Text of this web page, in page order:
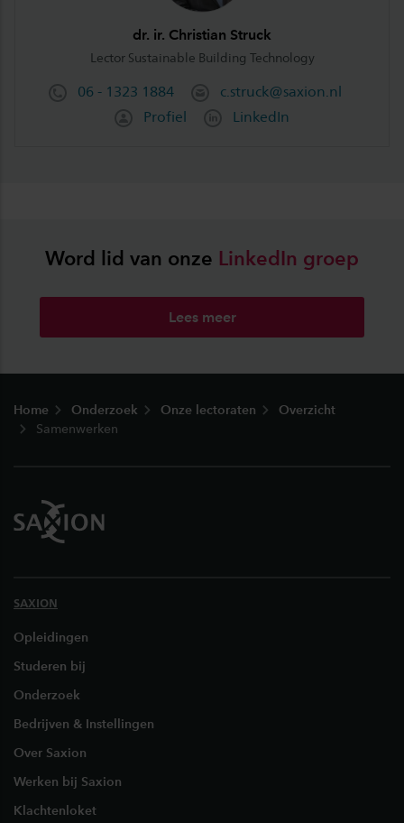
dr. ir. Christian Struck
Lector Sustainable Building Technology
06 - 1323 1884
c.struck@saxion.nl
Profiel
LinkedIn
Word lid van onze LinkedIn groep
Lees meer
Home Onderzoek Onze lectoraten
Overzicht
Samenwerken
SAXION
Opleidingen
Studeren bij
Onderzoek
Bedrijven & Instellingen
Over Saxion
Werken bij Saxion
Klachtenloket